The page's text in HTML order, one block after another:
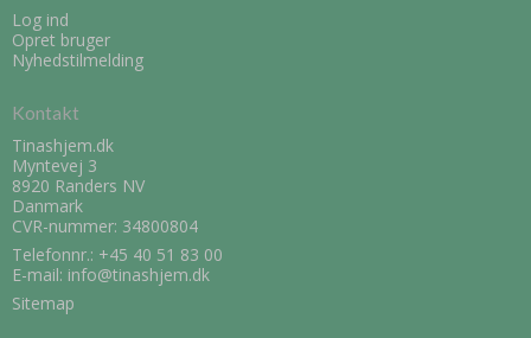
Log ind
Opret bruger
Nyhedstilmelding
Kontakt
Tinashjem.dk
Myntevej 3
8920 Randers NV
Danmark
CVR-nummer: 34800804
Telefonnr.: +45 40 51 83 00
E-mail: info@tinashjem.dk
Sitemap